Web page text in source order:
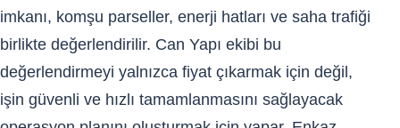
imkanı, komşu parseller, enerji hatları ve saha trafiği
birlikte değerlendirilir. Can Yapı ekibi bu
değerlendirmeyi yalnızca fiyat çıkarmak için değil,
işin güvenli ve hızlı tamamlanmasını sağlayacak